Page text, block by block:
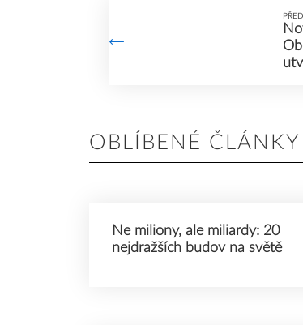
OBLÍBENÉ ČLÁNKY
Ne miliony, ale miliardy: 20
nejdražších budov na světě